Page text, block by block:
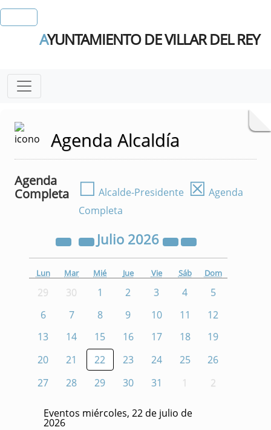
AYUNTAMIENTO DE VILLAR DEL REY
Agenda Alcaldía
Agenda
Completa
☐ Alcalde-Presidente ☒ Agenda
Completa
Julio 2026
Lun Mar Mié Jue Vie Sáb Dom
29 30 1 2 3 4
5
6
7 8 9 10 11
12
13
14 15 16 17 18
19
20
21 22 23 24 25
26
27
28 29 30 31 1 2
Eventos miércoles, 22 de julio de
2026